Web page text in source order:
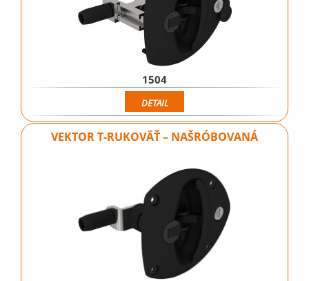
1504
DETAIL
VEKTOR T-RUKOVÄŤ – NAŠRÓBOVANÁ